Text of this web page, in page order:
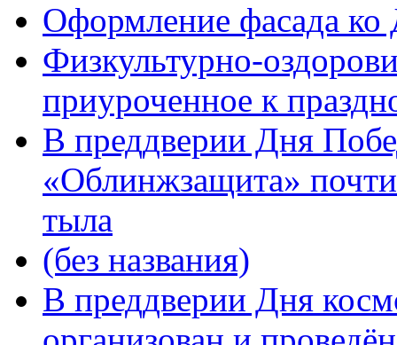
Оформление фасада
Физкультурно-
приуроченное к
В преддверии Дня
«Облинжзащита»
тыла
(без названия)
В преддверии Дня